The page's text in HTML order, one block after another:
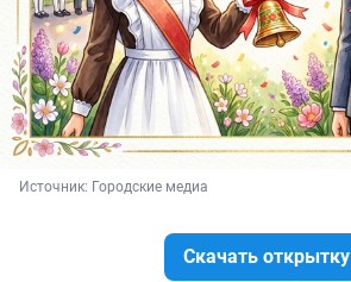
Источник: Городские медиа
Скачать открытку